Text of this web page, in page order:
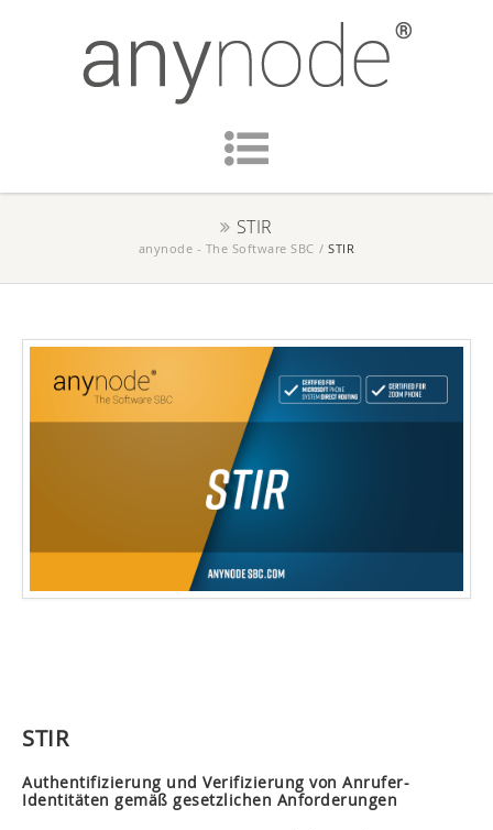
STIR
anynode - The Software SBC / STIR
STIR
Authentifizierung und Verifizierung von Anrufer-
Identitäten gemäß gesetzlichen Anforderungen